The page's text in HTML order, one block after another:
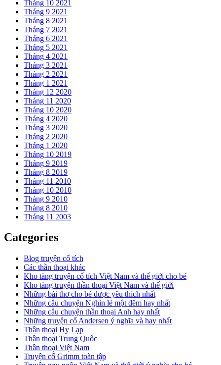
Tháng 10 2021
Tháng 9 2021
Tháng 8 2021
Tháng 7 2021
Tháng 6 2021
Tháng 5 2021
Tháng 4 2021
Tháng 3 2021
Tháng 2 2021
Tháng 1 2021
Tháng 12 2020
Tháng 11 2020
Tháng 10 2020
Tháng 4 2020
Tháng 3 2020
Tháng 2 2020
Tháng 1 2020
Tháng 10 2019
Tháng 9 2019
Tháng 8 2019
Tháng 11 2010
Tháng 10 2010
Tháng 9 2010
Tháng 8 2010
Tháng 11 2003
Categories
Blog truyện cổ tích
Các thần thoại khác
Kho tàng truyện cổ tích Việt Nam và thế giới cho bé
Kho tàng truyện thần thoại Việt Nam và thế giới
Những bài thơ cho bé được yêu thích nhất
Những câu chuyện Nghìn lẻ một đêm hay nhất
Những câu chuyện thần thoại Anh hay nhất
Những truyện cổ Andersen ý nghĩa và hay nhất
Thần thoại Hy Lạp
Thần thoại Trung Quốc
Thần thoại Việt Nam
Truyện cổ Grimm toàn tập